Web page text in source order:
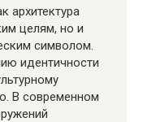
архитектура
целям, но и
символом.
идентичности
В современном